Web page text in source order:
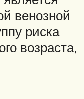
венозной
риска
возраста,